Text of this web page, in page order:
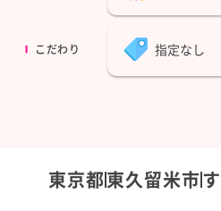
こだわり 指定なし
東京都東久留米市